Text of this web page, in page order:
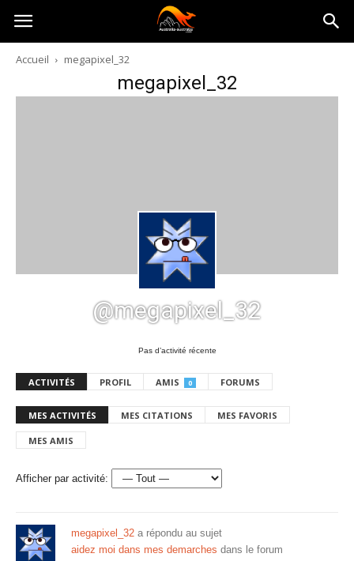
Australia-
australie.com
Accueil megapixel_32
megapixel_32
@megapixel_32
Pas d’activité récente
ACTIVITÉS PROFIL AMIS 0 FORUMS
MES ACTIVITÉS MES CITATIONS MES FAVORIS
MES AMIS
Afficher par activité:
megapixel_32 a répondu au sujet
aidez moi dans mes demarches dans le forum